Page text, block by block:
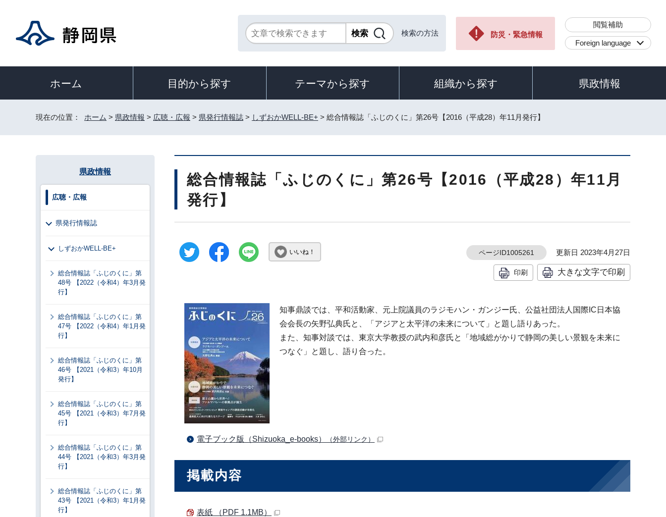
検索の方法 防災・緊急情報
閲覧補助
Foreign language
ホーム 目的から探す テーマから探す 組織から探す 県政情報
現在の位置： ホーム > 県政情報 > 広聴・広報 > 県発行情報誌 > しずおかWELL-BE+ > 総合情報誌「ふじのくに」第26号【2016（平成28）年11月発行】
総合情報誌「ふじのくに」第26号【2016（平成28）年11月
発行】
いいね！ ページID1005261 更新日 2023年4月27日
印刷 大きな文字で印刷
知事鼎談では、平和活動家、元上院議員のラジモハン・ガンジー氏、公益社団法人国際IC日本協
会会長の矢野弘典氏と、「アジアと太平洋の未来について」と題し語りあった。
また、知事対談では、東京大学教授の武内和彦氏と「地域総がかりで静岡の美しい景観を未来に
つなぐ」と題し、語り合った。
電子ブック版（Shizuoka_e-books） （外部リンク）
掲載内容
表紙 （PDF 1.1MB）
県政情報
広聴・広報
県発行情報誌
しずおかWELL-BE+
総合情報誌「ふじのくに」第
48号 【2022（令和4）年3月発
行】
総合情報誌「ふじのくに」第
47号 【2022（令和4）年1月発
行】
総合情報誌「ふじのくに」第
46号 【2021（令和3）年10月
発行】
総合情報誌「ふじのくに」第
45号 【2021（令和3）年7月発
行】
総合情報誌「ふじのくに」第
44号 【2021（令和3）年3月発
行】
総合情報誌「ふじのくに」第
43号 【2021（令和3）年1月発
行】